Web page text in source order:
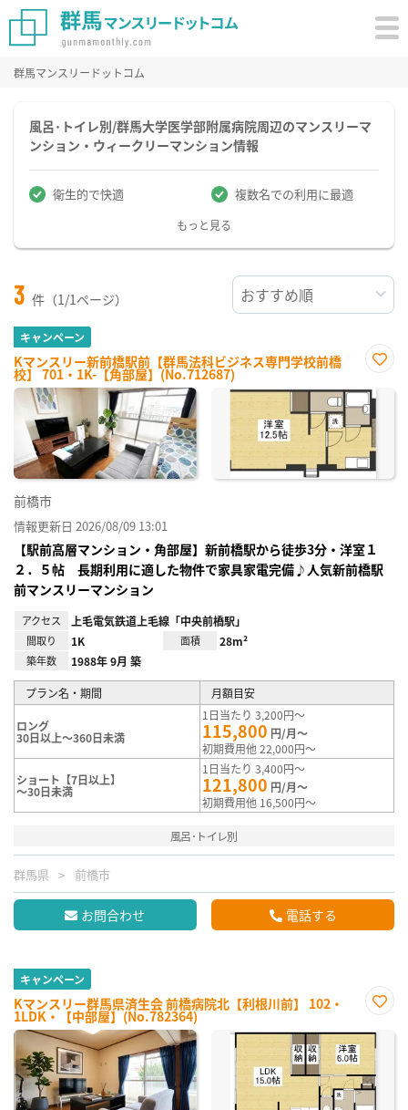
群馬マンスリードットコム
風呂･トイレ別/群馬大学医学部附属病院周辺のマンスリーマ
ンション・ウィークリーマンション情報
衛生的で快適 複数名での利用に最適
もっと見る
3 件（1/1ページ）
キャンペーン
Kマンスリー新前橋駅前【群馬法科ビジネス専門学校前橋
校】 701・1K-【角部屋】(No.712687)
に入
り登
録
前橋市
情報更新日 2026/08/09 13:01
【駅前高層マンション・角部屋】新前橋駅から徒歩3分・洋室１
２．５帖 長期利用に適した物件で家具家電完備♪人気新前橋駅
前マンスリーマンション
アクセス 上毛電気鉄道上毛線「中央前橋駅」
間取り 1K 面積 28m²
築年数 1988年 9月 築
プラン名・期間 月額目安
ロング
30日以上～360日未満
1日当たり 3,200円～
115,800 円/月～
初期費用他 22,000円～
ショート【7日以上】
～30日未満
1日当たり 3,400円～
121,800 円/月～
初期費用他 16,500円～
風呂･トイレ別
群馬県 前橋市
お問合わせ 電話する
キャンペーン
Kマンスリー群馬県済生会 前橋病院北【利根川前】 102・
1LDK・【中部屋】(No.782364)
に入
り登
録